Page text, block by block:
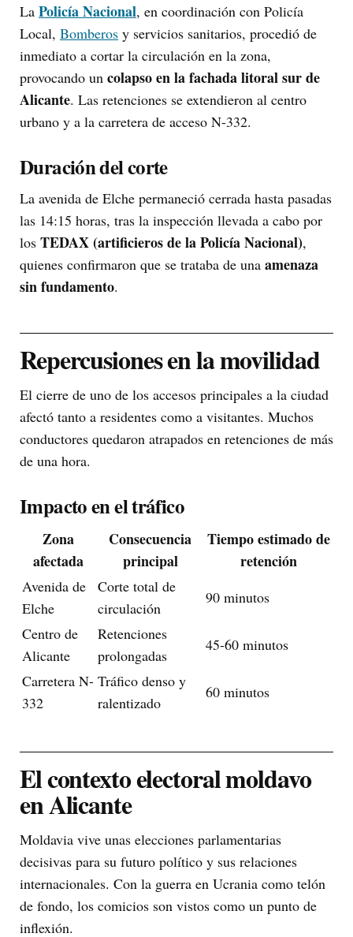
La Policía Nacional, en coordinación con Policía
Local, Bomberos y servicios sanitarios, procedió de
inmediato a cortar la circulación en la zona,
provocando un colapso en la fachada litoral sur de
Alicante. Las retenciones se extendieron al centro
urbano y a la carretera de acceso N-332.
Duración del corte
La avenida de Elche permaneció cerrada hasta pasadas
las 14:15 horas, tras la inspección llevada a cabo por
los TEDAX (artificieros de la Policía Nacional),
quienes confirmaron que se trataba de una amenaza
sin fundamento.
Repercusiones en la movilidad
El cierre de uno de los accesos principales a la ciudad
afectó tanto a residentes como a visitantes. Muchos
conductores quedaron atrapados en retenciones de más
de una hora.
Impacto en el tráfico
Zona
afectada
Consecuencia
principal
Tiempo estimado de
retención
Avenida de
Elche
Corte total de
circulación
90 minutos
Centro de
Alicante
Retenciones
prolongadas
45-60 minutos
Carretera N-
332
Tráfico denso y
ralentizado
60 minutos
El contexto electoral moldavo
en Alicante
Moldavia vive unas elecciones parlamentarias
decisivas para su futuro político y sus relaciones
internacionales. Con la guerra en Ucrania como telón
de fondo, los comicios son vistos como un punto de
inflexión.